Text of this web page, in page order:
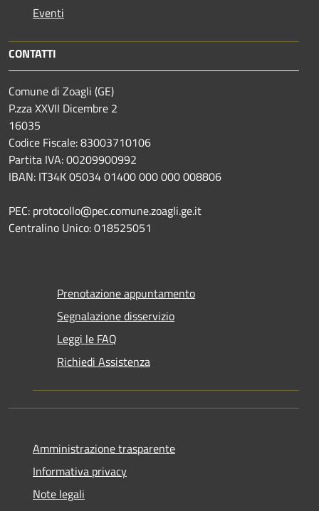
Eventi
CONTATTI
Comune di Zoagli (GE)
P.zza XXVII Dicembre 2
16035
Codice Fiscale: 83003710106
Partita IVA: 00209900992
IBAN: IT34K 05034 01400 000 000 008806
PEC: protocollo@pec.comune.zoagli.ge.it
Centralino Unico: 018525051
Prenotazione appuntamento
Segnalazione disservizio
Leggi le FAQ
Richiedi Assistenza
Amministrazione trasparente
Informativa privacy
Note legali